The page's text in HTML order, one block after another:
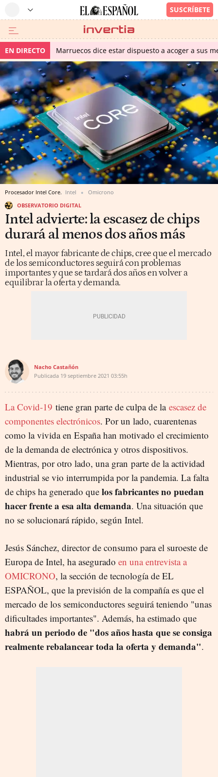
EN DIRECTO Marruecos dice estar dispuesto a acoger a sus
Procesador Intel Core. Intel
Omicrono
OBSERVATORIO DIGITAL
Intel advierte: la escasez de chips
durará al menos dos años más
Intel, el mayor fabricante de chips, cree que el mercado
de los semiconductores seguirá con problemas
importantes y que se tardará dos años en volver a
equilibrar la oferta y demanda.
Nacho Castañón
Publicada 19 septiembre 2021 03:55h
La Covid-19 tiene gran parte de culpa de la escasez de
componentes electrónicos. Por un lado, cuarentenas
como la vivida en España han motivado el crecimiento
de la demanda de electrónica y otros dispositivos.
Mientras, por otro lado, una gran parte de la actividad
industrial se vio interrumpida por la pandemia. La falta
de chips ha generado que los fabricantes no puedan
hacer frente a esa alta demanda. Una situación que
no se solucionará rápido, según Intel.
Jesús Sánchez, director de consumo para el suroeste de
Europa de Intel, ha asegurado en una entrevista a
OMICRONO, la sección de tecnología de EL
ESPAÑOL, que la previsión de la compañía es que el
mercado de los semiconductores seguirá teniendo "unas
dificultades importantes". Además, ha estimado que
habrá un periodo de "dos años hasta que se consiga
realmente rebalancear toda la oferta y demanda".